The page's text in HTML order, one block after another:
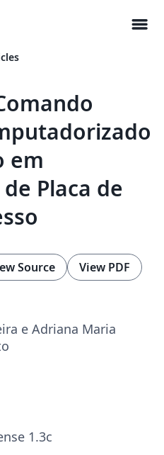
menu
em
Placa de
Source View PDF
e Adriana Maria
1.3c